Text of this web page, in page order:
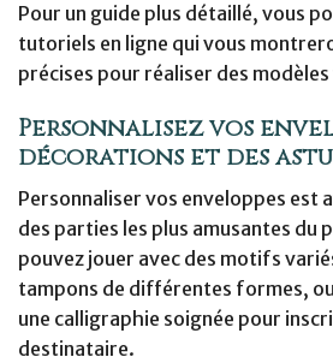
Pour un guide plus détaillé, vous
tutoriels en ligne qui vous
précises pour réaliser des
Personnalisez vos
décorations et des
Personnaliser vos enveloppes est
des parties les plus amusantes du
pouvez jouer avec des motifs
tampons de différentes formes,
une calligraphie soignée pour
destinataire.